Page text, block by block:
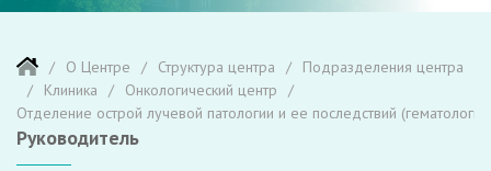
О Центре Структура центра
Подразделения центра
Клиника
Онкологический центр
Отделение острой лучевой патологии и ее последствий
Руководитель